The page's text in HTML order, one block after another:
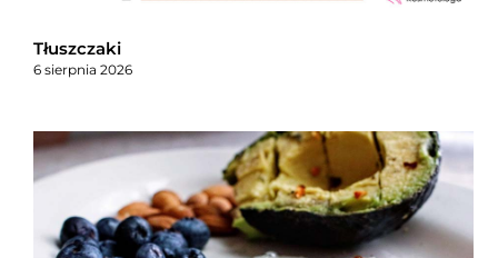
Tłuszczaki
6 sierpnia 2026